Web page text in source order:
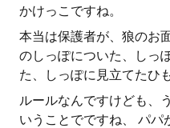
かけっこですね。
本当は保護者が、狼のお
のしっぽについた、しっ
た、しっぽに見立てたひ
ルールなんですけども、
いうことでですね、 パパ